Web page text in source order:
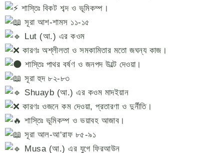
শাস্তিঃ বিকট শব্দ ও ভূমিকম্প।
সূরা আশ-শামস ১১-১৫
Lut (আ.) এর কওম
কারণঃ অশ্লীলতা ও সমকামিতার মতো জঘন্য কাজ।
শাস্তিঃ পাথর বর্ষণ ও জনপদ উল্টে দেওয়া।
সূরা হুদ ৮২-৮৩
Shuayb (আ.) এর কওম মাদইয়ান
কারণঃ ওজনে কম দেওয়া, প্রতারণা ও দুর্নীতি।
শাস্তিঃ ভূমিকম্প ও ভয়াবহ আজাব।
সূরা আল-আ‘রাফ ৮৫-৯১
Musa (আ.) এর যুগে ফিরআউন